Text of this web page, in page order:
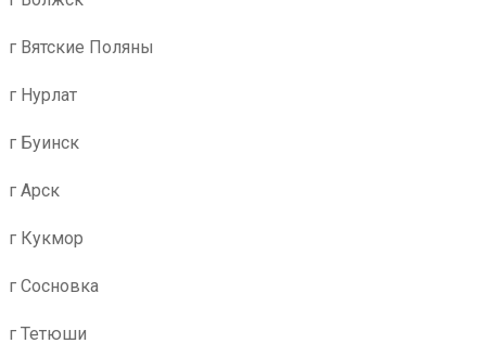
г Вятские Поляны
г Нурлат
г Буинск
г Арск
г Кукмор
г Сосновка
г Тетюши